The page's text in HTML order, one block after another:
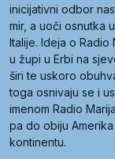
inicijativni odbor
mir, a uoči osnutka
Italije. Ideja o Radio
u župi u Erbi na
širi te uskoro
toga osnivaju se i
imenom Radio
pa do obiju
kontinentu.